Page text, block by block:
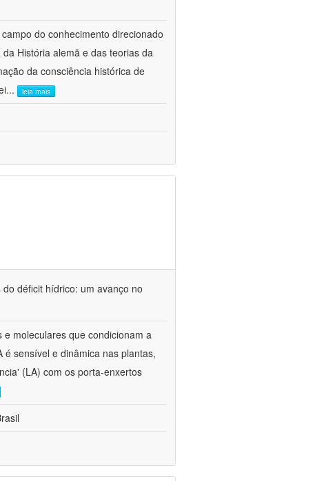
do conhecimento direcionado
História alemã e das teorias da
da consciência histórica de
... leia mais
déficit hídrico: um avanço no
moleculares que condicionam a
sensível e dinâmica nas plantas,
(LA) com os porta-enxertos